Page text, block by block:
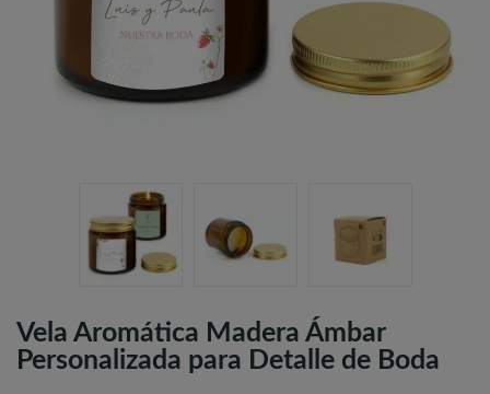
Vela Aromática Madera Ámbar
Personalizada para Detalle de Boda